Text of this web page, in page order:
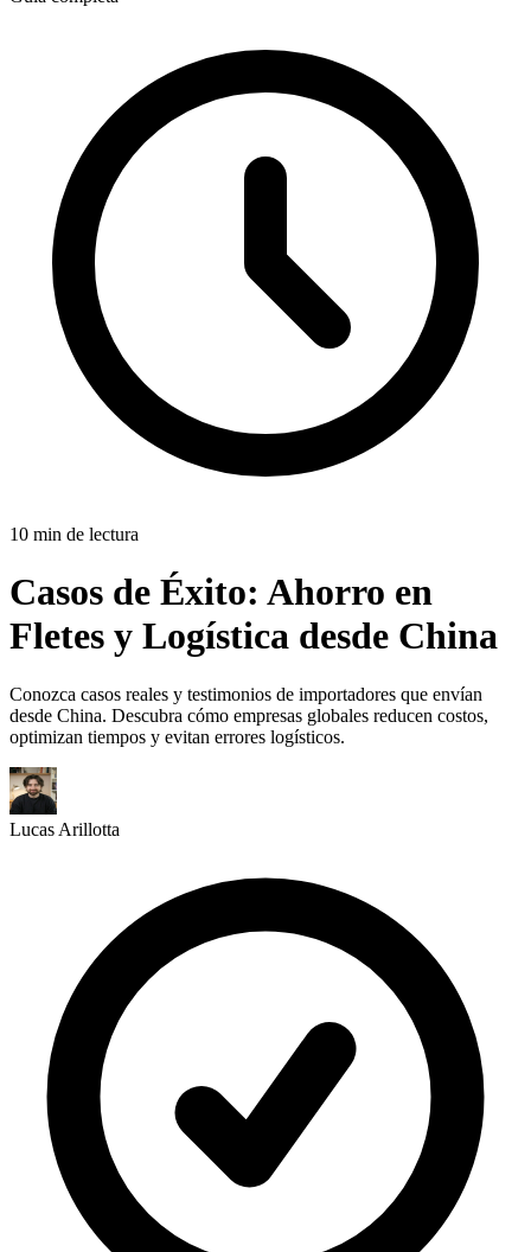
10 min de lectura
Casos de Éxito: Ahorro en
Fletes y Logística desde China
Conozca casos reales y testimonios de importadores que envían
desde China. Descubra cómo empresas globales reducen costos,
optimizan tiempos y evitan errores logísticos.
Lucas Arillotta